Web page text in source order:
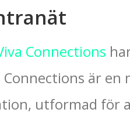
Connections
Connections är
utformad för